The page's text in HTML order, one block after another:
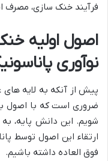
فرآیند خنک سازی، مصرف
اصول اولیه
نوآوری
پیش از آنکه به لایه های
ضروری است که با اصول
شویم. این دانش پایه،
ارتقاء این اصول توسط
فوق العاده داشته باشیم.